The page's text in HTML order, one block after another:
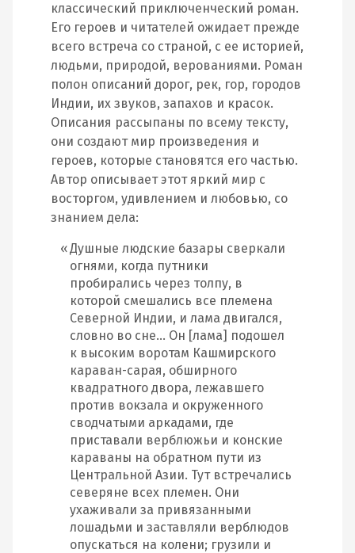
классический приключенческий роман.
Его героев и читателей ожидает прежде
всего встреча со страной, с ее историей,
людьми, природой, верованиями. Роман
полон описаний дорог, рек, гор, городов
Индии, их звуков, запахов и красок.
Описания рассыпаны по всему тексту,
они создают мир произведения и
героев, которые становятся его частью.
Автор описывает этот яркий мир с
восторгом, удивлением и любовью, со
знанием дела:
Душные людские базары сверкали
огнями, когда путники
пробирались через толпу, в
которой смешались все племена
Северной Индии, и лама двигался,
словно во сне… Он [лама] подошел
к высоким воротам Кашмирского
караван‐сарая, обширного
квадратного двора, лежавшего
против вокзала и окруженного
сводчатыми аркадами, где
приставали верблюжьи и конские
караваны на обратном пути из
Центральной Азии. Тут встречались
северяне всех племен. Они
ухаживали за привязанными
лошадьми и заставляли верблюдов
опускаться на колени; грузили и